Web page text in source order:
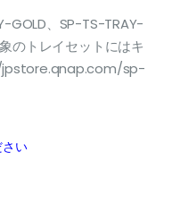
GOLD、SP-TS-TRAY-
のトレイセットにはキ
jpstore.qnap.com/sp-
い